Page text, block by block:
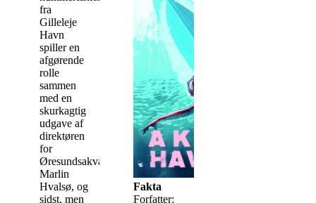
fra
Gilleleje
Havn
spiller en
afgørende
rolle
sammen
med en
skurkagtig
udgave af
direktøren
for
Øresundsakvariet,
Marlin
Hvalsø, og
sidst, men
Fakta
Forfatter: